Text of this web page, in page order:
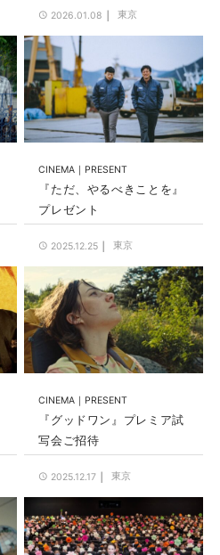
2026.01.08 東京
CINEMA PRESENT
『ただ、やるべきことを』
プレゼント
2025.12.25 東京
CINEMA PRESENT
『グッドワン』プレミア試
写会ご招待
2025.12.17 東京